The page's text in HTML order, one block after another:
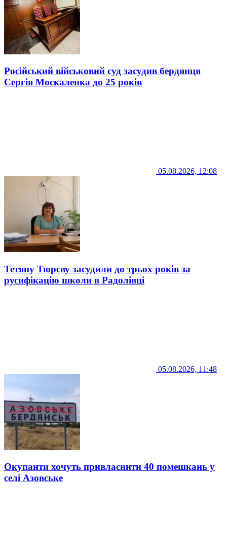
Російський військовий суд засудив бердянця
Сергія Москаленка до 25 років
05.08.2026, 12:08
Тетяну Тюрєву засудили до трьох років за
русифікацію школи в Радолівці
05.08.2026, 11:48
Окупанти хочуть привласнити 40 помешкань у
селі Азовське